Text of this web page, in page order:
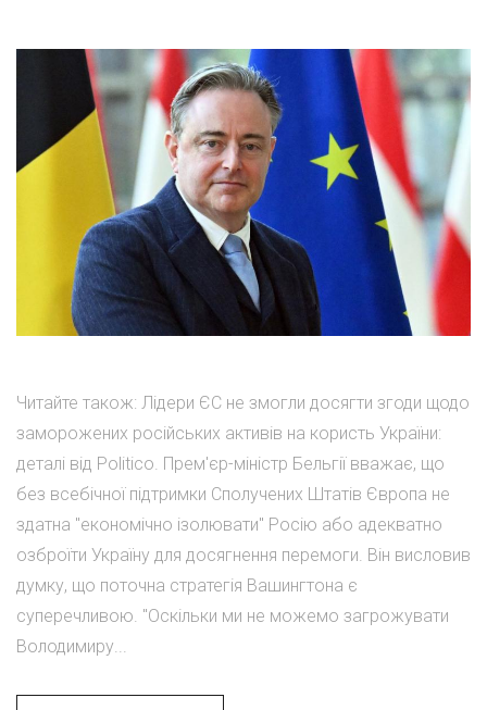
Читайте також: Лідери ЄС не змогли досягти згоди щодо
заморожених російських активів на користь України:
деталі від Politico. Прем'єр-міністр Бельгії вважає, що
без всебічної підтримки Сполучених Штатів Європа не
здатна "економічно ізолювати" Росію або адекватно
озброїти Україну для досягнення перемоги. Він висловив
думку, що поточна стратегія Вашингтона є
суперечливою. "Оскільки ми не можемо загрожувати
Володимиру...